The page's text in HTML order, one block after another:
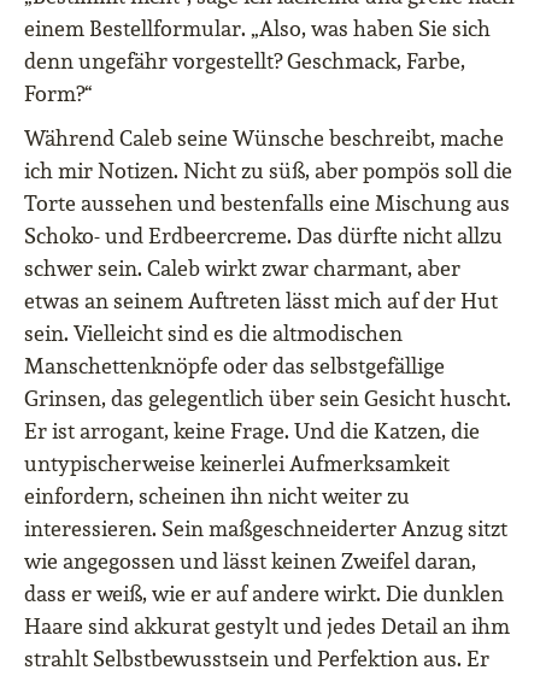
einem Bestellformular. „Also, was haben Sie sich
denn ungefähr vorgestellt? Geschmack, Farbe,
Form?“
Während Caleb seine Wünsche beschreibt, mache
ich mir Notizen. Nicht zu süß, aber pompös soll die
Torte aussehen und bestenfalls eine Mischung aus
Schoko- und Erdbeercreme. Das dürfte nicht allzu
schwer sein. Caleb wirkt zwar charmant, aber
etwas an seinem Auftreten lässt mich auf der Hut
sein. Vielleicht sind es die altmodischen
Manschettenknöpfe oder das selbstgefällige
Grinsen, das gelegentlich über sein Gesicht huscht.
Er ist arrogant, keine Frage. Und die Katzen, die
untypischerweise keinerlei Aufmerksamkeit
einfordern, scheinen ihn nicht weiter zu
interessieren. Sein maßgeschneiderter Anzug sitzt
wie angegossen und lässt keinen Zweifel daran,
dass er weiß, wie er auf andere wirkt. Die dunklen
Haare sind akkurat gestylt und jedes Detail an ihm
strahlt Selbstbewusstsein und Perfektion aus. Er